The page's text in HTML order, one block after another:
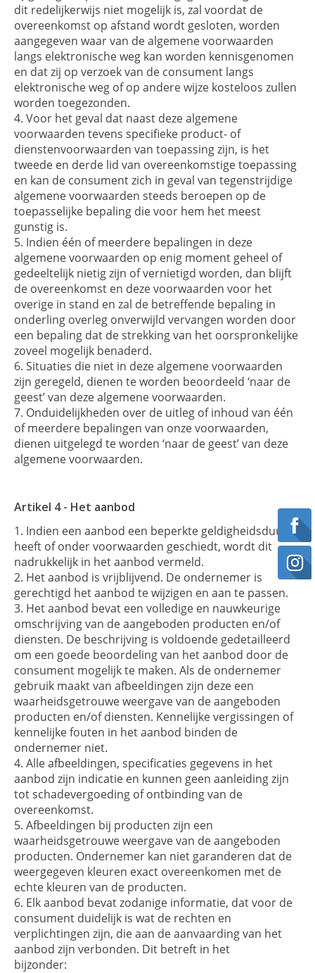
dit redelijkerwijs niet mogelijk is, zal voordat de
overeenkomst op afstand wordt gesloten, worden
aangegeven waar van de algemene voorwaarden
langs elektronische weg kan worden kennisgenomen
en dat zij op verzoek van de consument langs
elektronische weg of op andere wijze kosteloos zullen
worden toegezonden.
Voor het geval dat naast deze algemene
voorwaarden tevens specifieke product- of
dienstenvoorwaarden van toepassing zijn, is het
tweede en derde lid van overeenkomstige toepassing
en kan de consument zich in geval van tegenstrijdige
algemene voorwaarden steeds beroepen op de
toepasselijke bepaling die voor hem het meest
gunstig is.
Indien één of meerdere bepalingen in deze
algemene voorwaarden op enig moment geheel of
gedeeltelijk nietig zijn of vernietigd worden, dan blijft
de overeenkomst en deze voorwaarden voor het
overige in stand en zal de betreffende bepaling in
onderling overleg onverwijld vervangen worden door
een bepaling dat de strekking van het oorspronkelijke
zoveel mogelijk benaderd.
Situaties die niet in deze algemene voorwaarden
zijn geregeld, dienen te worden beoordeeld ‘naar de
geest’ van deze algemene voorwaarden.
Onduidelijkheden over de uitleg of inhoud van één
of meerdere bepalingen van onze voorwaarden,
dienen uitgelegd te worden ‘naar de geest’ van deze
algemene voorwaarden.
Artikel 4 - Het aanbod
Indien een aanbod een beperkte geldigheidsduur
heeft of onder voorwaarden geschiedt, wordt dit
nadrukkelijk in het aanbod vermeld.
Het aanbod is vrijblijvend. De ondernemer is
gerechtigd het aanbod te wijzigen en aan te passen.
Het aanbod bevat een volledige en nauwkeurige
omschrijving van de aangeboden producten en/of
diensten. De beschrijving is voldoende gedetailleerd
om een goede beoordeling van het aanbod door de
consument mogelijk te maken. Als de ondernemer
gebruik maakt van afbeeldingen zijn deze een
waarheidsgetrouwe weergave van de aangeboden
producten en/of diensten. Kennelijke vergissingen of
kennelijke fouten in het aanbod binden de
ondernemer niet.
Alle afbeeldingen, specificaties gegevens in het
aanbod zijn indicatie en kunnen geen aanleiding zijn
tot schadevergoeding of ontbinding van de
overeenkomst.
Afbeeldingen bij producten zijn een
waarheidsgetrouwe weergave van de aangeboden
producten. Ondernemer kan niet garanderen dat de
weergegeven kleuren exact overeenkomen met de
echte kleuren van de producten.
Elk aanbod bevat zodanige informatie, dat voor de
consument duidelijk is wat de rechten en
verplichtingen zijn, die aan de aanvaarding van het
aanbod zijn verbonden. Dit betreft in het
bijzonder: